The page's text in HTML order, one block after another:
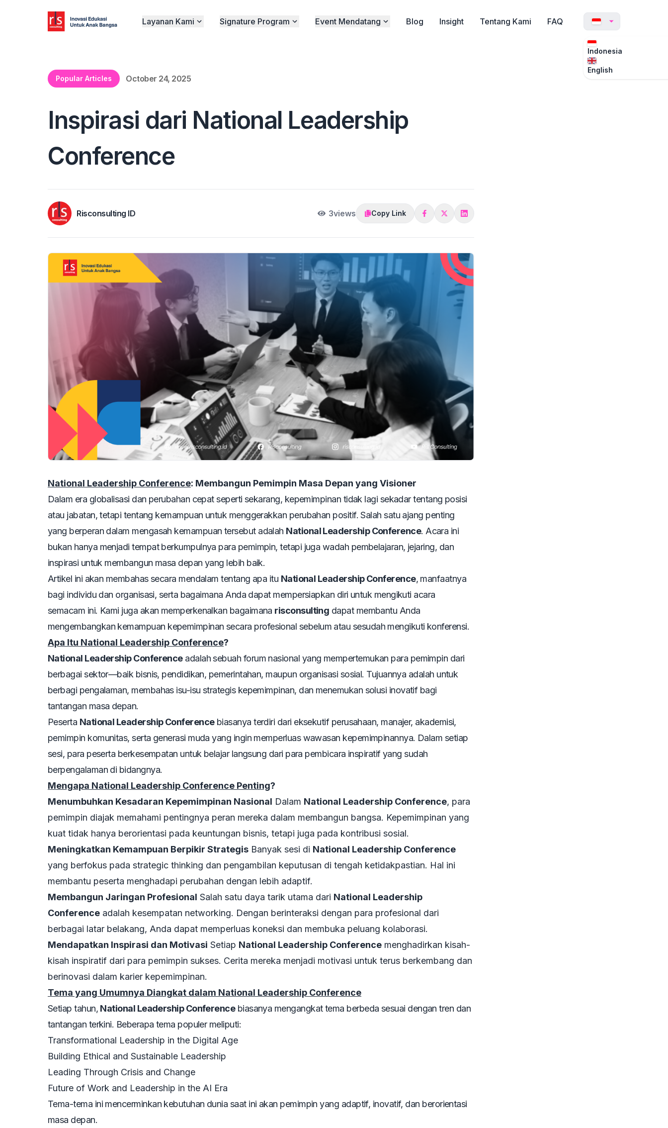
Layanan Kami Signature Program Event Mendatang Blog Insight Tentang Kami FAQ
Indonesia
English
Popular Articles
October 24, 2025
Inspirasi dari National Leadership
Conference
Risconsulting ID 3views Copy Link
National Leadership Conference: Membangun Pemimpin Masa Depan yang Visioner
Dalam era globalisasi dan perubahan cepat seperti sekarang, kepemimpinan tidak lagi sekadar tentang posisi
atau jabatan, tetapi tentang kemampuan untuk menggerakkan perubahan positif. Salah satu ajang penting
yang berperan dalam mengasah kemampuan tersebut adalah National Leadership Conference. Acara ini
bukan hanya menjadi tempat berkumpulnya para pemimpin, tetapi juga wadah pembelajaran, jejaring, dan
inspirasi untuk membangun masa depan yang lebih baik.
Artikel ini akan membahas secara mendalam tentang apa itu National Leadership Conference, manfaatnya
bagi individu dan organisasi, serta bagaimana Anda dapat mempersiapkan diri untuk mengikuti acara
semacam ini. Kami juga akan memperkenalkan bagaimana risconsulting dapat membantu Anda
mengembangkan kemampuan kepemimpinan secara profesional sebelum atau sesudah mengikuti konferensi.
Apa Itu National Leadership Conference?
National Leadership Conferenceadalah sebuah forum nasional yang mempertemukan para pemimpin dari
berbagai sektor—baik bisnis, pendidikan, pemerintahan, maupun organisasi sosial. Tujuannya adalah untuk
berbagi pengalaman, membahas isu-isu strategis kepemimpinan, dan menemukan solusi inovatif bagi
tantangan masa depan.
Peserta National Leadership Conferencebiasanya terdiri dari eksekutif perusahaan, manajer, akademisi,
pemimpin komunitas, serta generasi muda yang ingin memperluas wawasan kepemimpinannya. Dalam setiap
sesi, para peserta berkesempatan untuk belajar langsung dari para pembicara inspiratif yang sudah
berpengalaman di bidangnya.
Mengapa National Leadership Conference Penting?
Menumbuhkan Kesadaran Kepemimpinan Nasional Dalam National Leadership Conference, para
pemimpin diajak memahami pentingnya peran mereka dalam membangun bangsa. Kepemimpinan yang
kuat tidak hanya berorientasi pada keuntungan bisnis, tetapi juga pada kontribusi sosial.
Meningkatkan Kemampuan Berpikir Strategis Banyak sesi di National Leadership Conference
yang berfokus pada strategic thinking dan pengambilan keputusan di tengah ketidakpastian. Hal ini
membantu peserta menghadapi perubahan dengan lebih adaptif.
Membangun Jaringan Profesional Salah satu daya tarik utama dari National Leadership
Conference adalah kesempatan networking. Dengan berinteraksi dengan para profesional dari
berbagai latar belakang, Anda dapat memperluas koneksi dan membuka peluang kolaborasi.
Mendapatkan Inspirasi dan Motivasi Setiap National Leadership Conference menghadirkan kisah-
kisah inspiratif dari para pemimpin sukses. Cerita mereka menjadi motivasi untuk terus berkembang dan
berinovasi dalam karier kepemimpinan.
Tema yang Umumnya Diangkat dalam National Leadership Conference
Setiap tahun, National Leadership Conferencebiasanya mengangkat tema berbeda sesuai dengan tren dan
tantangan terkini. Beberapa tema populer meliputi:
Transformational Leadership in the Digital Age
Building Ethical and Sustainable Leadership
Leading Through Crisis and Change
Future of Work and Leadership in the AI Era
Tema-tema ini mencerminkan kebutuhan dunia saat ini akan pemimpin yang adaptif, inovatif, dan berorientasi
masa depan.